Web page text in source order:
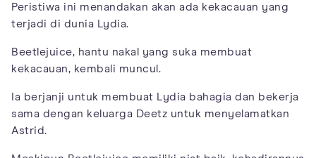
Peristiwa ini menandakan akan ada kekacauan yang
terjadi di dunia Lydia.
Beetlejuice, hantu nakal yang suka membuat
kekacauan, kembali muncul.
Ia berjanji untuk membuat Lydia bahagia dan bekerja
sama dengan keluarga Deetz untuk menyelamatkan
Astrid.